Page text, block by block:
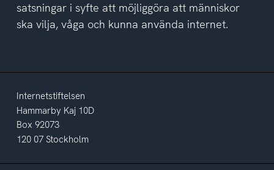
satsningar i syfte att möjliggöra att människor
ska vilja, våga och kunna använda internet.
Internetstiftelsen
Hammarby Kaj 10D
Box 92073
120 07 Stockholm